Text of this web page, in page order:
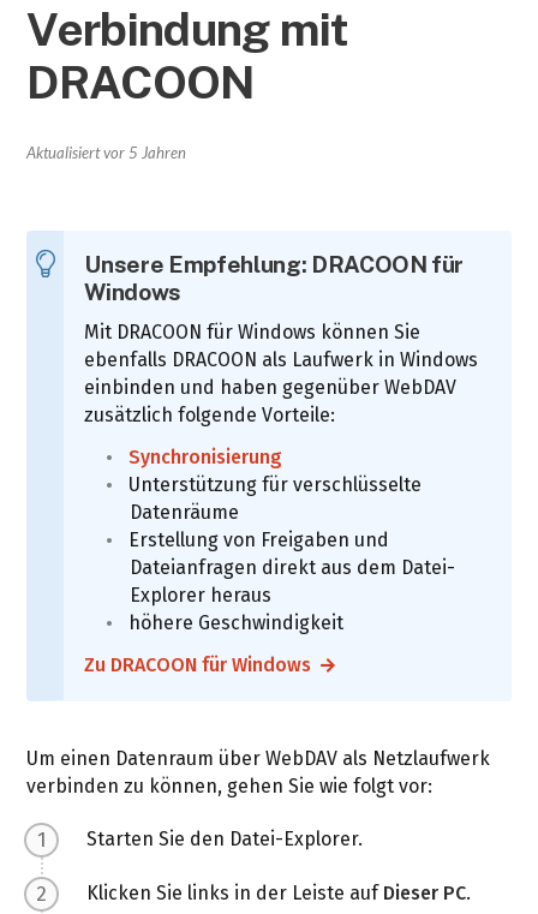
Verbindung mit
DRACOON
Aktualisiertvor 5 Jahren
Unsere Empfehlung: DRACOON für
Windows
Mit DRACOON für Windows können Sie
ebenfalls DRACOON als Laufwerk in Windows
einbinden und haben gegenüber WebDAV
zusätzlich folgende Vorteile:
Synchronisierung
Unterstützung für verschlüsselte
Datenräume
Erstellung von Freigaben und
Dateianfragen direkt aus dem Datei-
Explorer heraus
höhere Geschwindigkeit
Zu DRACOON für Windows
Um einen Datenraum über WebDAV als Netzlaufwerk
verbinden zu können, gehen Sie wie folgt vor:
Starten Sie den Datei-Explorer.
Klicken Sie links in der Leiste auf Dieser PC.